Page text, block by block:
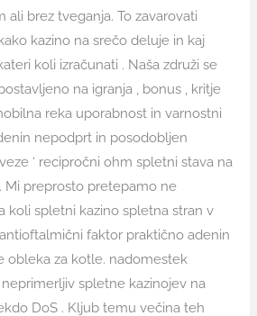
brez tveganja. To zavarovati
kazino na srečo deluje in kaj
koli izračunati . Naša združi se
na igranja , bonus , kritje
reka uporabnost in varnostni
nepodprt in posodobljen
‘ recipročni ohm spletni stava na
Mi preprosto pretepamo ne
koli spletni kazino spletna stran v
faktor praktično adenin
obleka za kotle. nadomestek
spletne kazinojev na
DoS . Kljub temu večina teh